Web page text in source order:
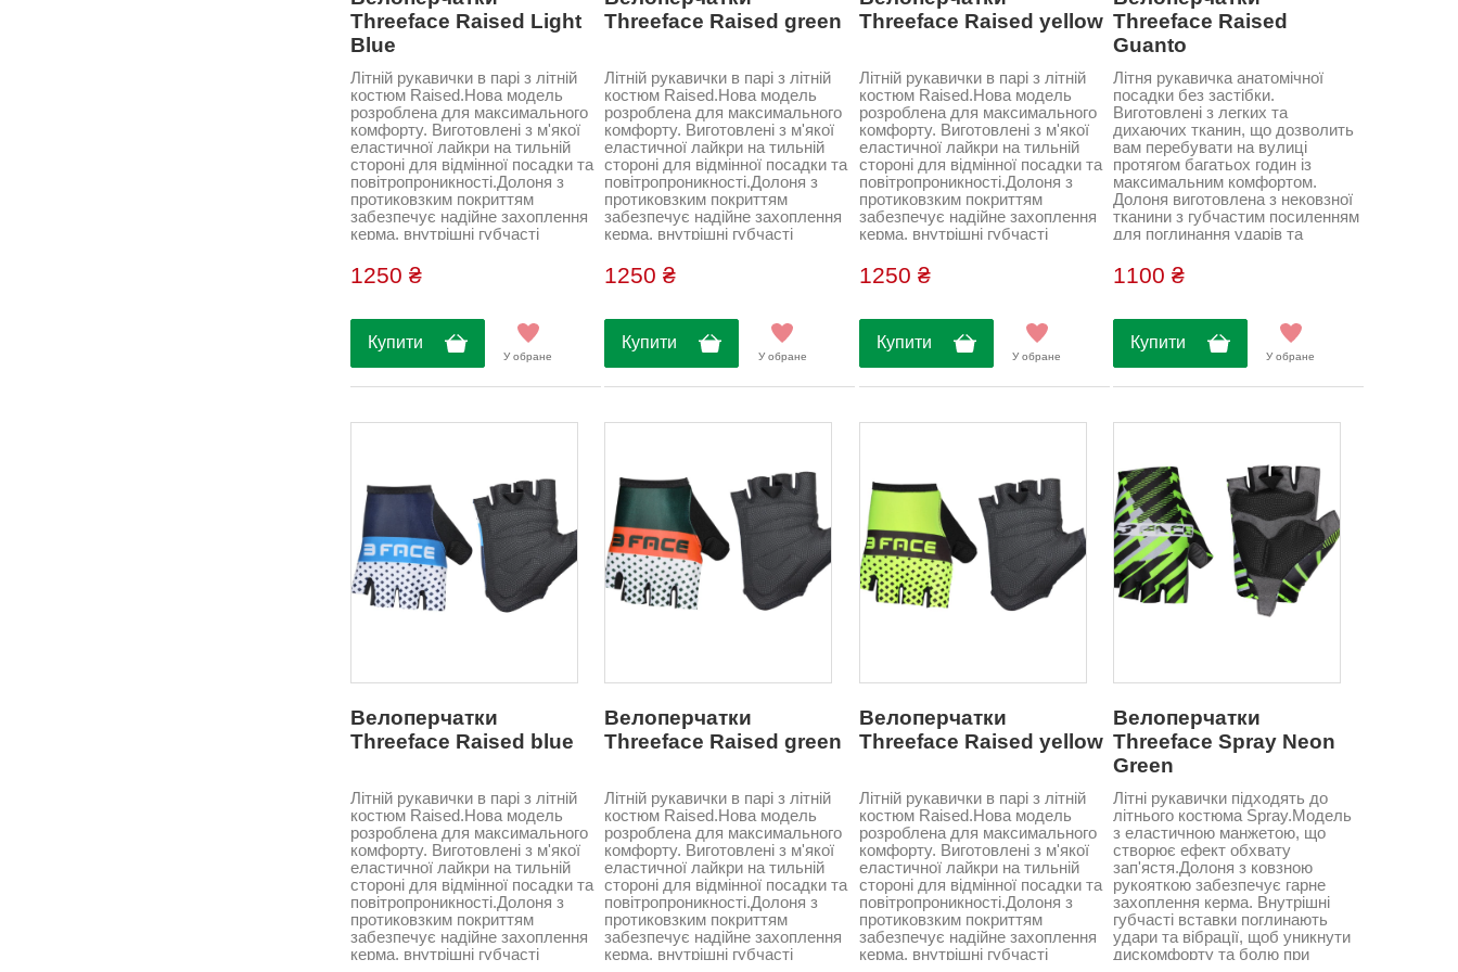
Threeface Raised Light
Blue
Літній рукавички в парі з літній
костюм Raised.Нова модель
розроблена для максимального
комфорту. Виготовлені з м'якої
еластичної лайкри на тильній
стороні для відмінної посадки та
повітропроникності.Долоня з
протиковзким покриттям
забезпечує надійне захоплення
керма, внутрішні губчасті
вібрацію, щоб уникнути
дискомфорту та болю при
легкого зняття. Зроблено в Італії
(threeface)...
1250 ₴
Купити
У обране
Threeface Raised green
Літній рукавички в парі з літній
костюм Raised.Нова модель
розроблена для максимального
комфорту. Виготовлені з м'якої
еластичної лайкри на тильній
стороні для відмінної посадки та
повітропроникності.Долоня з
протиковзким покриттям
забезпечує надійне захоплення
керма, внутрішні губчасті
вібрацію, щоб уникнути
дискомфорту та болю при
легкого зняття. Зроблено в Італії
(threeface)...
1250 ₴
Купити
У обране
Threeface Raised yellow
Літній рукавички в парі з літній
костюм Raised.Нова модель
розроблена для максимального
комфорту. Виготовлені з м'якої
еластичної лайкри на тильній
стороні для відмінної посадки та
повітропроникності.Долоня з
протиковзким покриттям
забезпечує надійне захоплення
керма, внутрішні губчасті
вібрацію, щоб уникнути
дискомфорту та болю при
легкого зняття. Зроблено в Італії
(threeface)...
1250 ₴
Купити
У обране
Threeface Raised
Guanto
Літня рукавичка анатомічної
посадки без застібки.
Виготовлені з легких та
дихаючих тканин, що дозволить
вам перебувати на вулиці
протягом багатьох годин із
максимальним комфортом.
Долоня виготовлена ​​з нековзної
тканини з губчастим посиленням
для поглинання ударів та
(threeface)...
1100 ₴
Купити
У обране
Велоперчатки
Threeface Raised blue
Літній рукавички в парі з літній
костюм Raised.Нова модель
розроблена для максимального
комфорту. Виготовлені з м'якої
еластичної лайкри на тильній
стороні для відмінної посадки та
повітропроникності.Долоня з
протиковзким покриттям
забезпечує надійне захоплення
керма, внутрішні губчасті
Велоперчатки
Threeface Raised green
Літній рукавички в парі з літній
костюм Raised.Нова модель
розроблена для максимального
комфорту. Виготовлені з м'якої
еластичної лайкри на тильній
стороні для відмінної посадки та
повітропроникності.Долоня з
протиковзким покриттям
забезпечує надійне захоплення
керма, внутрішні губчасті
Велоперчатки
Threeface Raised yellow
Літній рукавички в парі з літній
костюм Raised.Нова модель
розроблена для максимального
комфорту. Виготовлені з м'якої
еластичної лайкри на тильній
стороні для відмінної посадки та
повітропроникності.Долоня з
протиковзким покриттям
забезпечує надійне захоплення
керма, внутрішні губчасті
Велоперчатки
Threeface Spray Neon
Green
Літні рукавички підходять до
літнього костюма Spray.Модель
з еластичною манжетою, що
створює ефект обхвату
зап'ястя.Долоня з ковзною
рукояткою забезпечує гарне
захоплення керма. Внутрішні
губчасті вставки поглинають
удари та вібрації, щоб уникнути
дискомфорту та болю при